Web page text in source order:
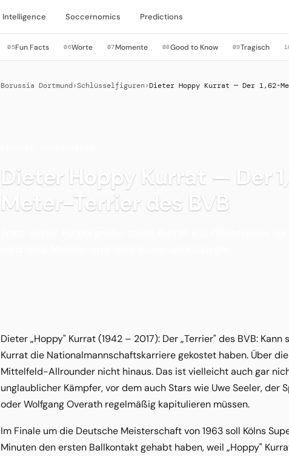
Intelligence Soccernomics Predictions
05Fun Facts 06Worte 07Momente 08Good to Know 09Tragisch
Borussia Dortmund› Schlüsselfiguren›Dieter Hoppy Kurrat — Der 1,62-
Dieter Hoppy Kurrat — Der
Meter-Terrier des BVB
Dieter „Hoppy" Kurrat (1942 – 2017): Der „Terrier" des BVB:
Kurrat die Nationalmannschaftskarriere gekostet haben. Über
Mittelfeld-Allrounder nicht hinaus. Das ist vielleicht auch gar
unglaublicher Kämpfer, vor dem auch Stars wie Uwe Seeler, der
oder Wolfgang Overath regelmäßig kapitulieren müssen.
Im Finale um die Deutsche Meisterschaft von 1963 soll Kölns
Minuten den ersten Ballkontakt gehabt haben, weil „Hoppy"